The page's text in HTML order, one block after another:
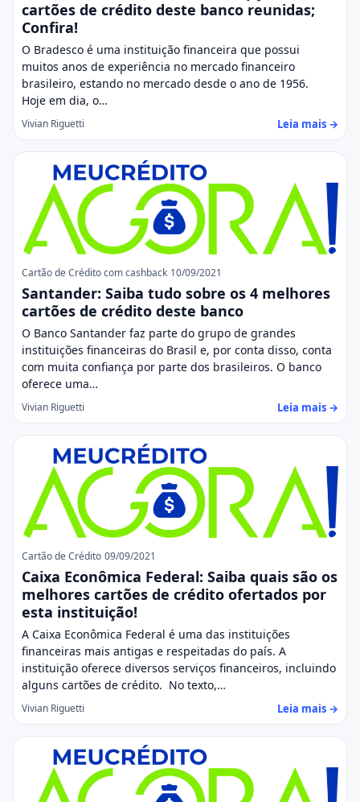
cartões de crédito deste banco reunidas;
Confira!
O Bradesco é uma instituição financeira que possui
muitos anos de experiência no mercado financeiro
brasileiro, estando no mercado desde o ano de 1956.
Hoje em dia, o…
Vivian Riguetti Leia mais →
Cartão de Crédito com cashback 10/09/2021
Santander: Saiba tudo sobre os 4 melhores
cartões de crédito deste banco
O Banco Santander faz parte do grupo de grandes
instituições financeiras do Brasil e, por conta disso, conta
com muita confiança por parte dos brasileiros. O banco
oferece uma…
Vivian Riguetti Leia mais →
Cartão de Crédito 09/09/2021
Caixa Econômica Federal: Saiba quais são os
melhores cartões de crédito ofertados por
esta instituição!
A Caixa Econômica Federal é uma das instituições
financeiras mais antigas e respeitadas do país. A
instituição oferece diversos serviços financeiros, incluindo
alguns cartões de crédito. No texto,…
Vivian Riguetti Leia mais →